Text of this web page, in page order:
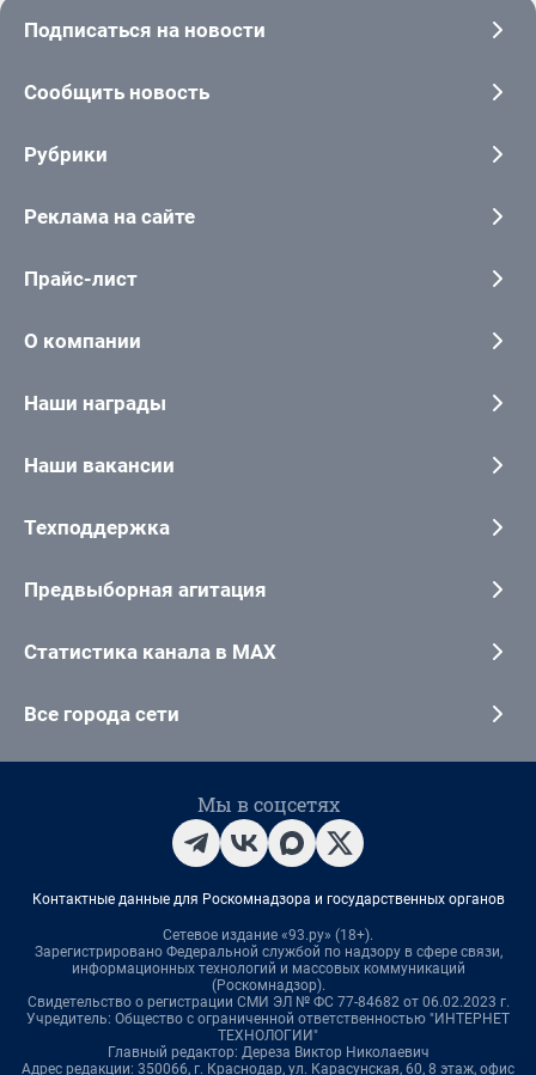
Подписаться на новости
Сообщить новость
Рубрики
Реклама на сайте
Прайс-лист
О компании
Наши награды
Наши вакансии
Техподдержка
Предвыборная агитация
Статистика канала в MAX
Все города сети
Мы в соцсетях
Контактные данные для Роскомнадзора и государственных органов
Сетевое издание «93.ру» (18+).
Зарегистрировано Федеральной службой по надзору в сфере связи,
информационных технологий и массовых коммуникаций
(Роскомнадзор).
Свидетельство о регистрации СМИ ЭЛ № ФС 77-84682 от 06.02.2023 г.
Учредитель: Общество с ограниченной ответственностью "ИНТЕРНЕТ
ТЕХНОЛОГИИ"
Главный редактор: Дереза Виктор Николаевич
Адрес редакции: 350066, г. Краснодар, ул. Карасунская, 60, 8 этаж, офис